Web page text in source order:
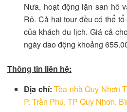
Nưa, hoạt động lặn san hô
Rô. Cả hai tour đều có thể
của khách du lịch. Giá cả
ngày dao động khoảng
Thông tin liên hệ:
Địa chỉ: Tòa nhà Quy Nhơn
P. Trần Phú, TP Quy Nhơn,